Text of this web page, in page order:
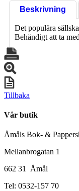
Beskrivning
Det populära
Behändigt att ta
Tillbaka
Vår butik
Åmåls Bok- &
Mellanbrogatan 1
662 31 Åmål
Tel: 0532-157 70